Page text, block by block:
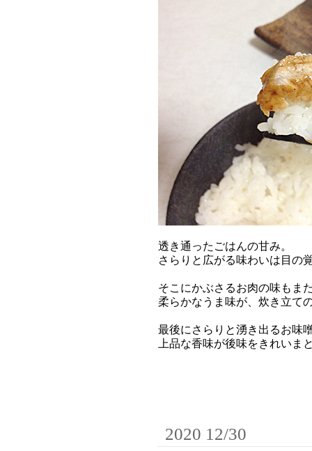
透き通ったごはんの甘み。
さらりと広がる味わいは目の
そこにかぶさるお肉の味もま
柔らかなうま味が、炊き立て
最後にさらりと湧き出るお味
上品な香味が後味をきれいま
2020 12/30